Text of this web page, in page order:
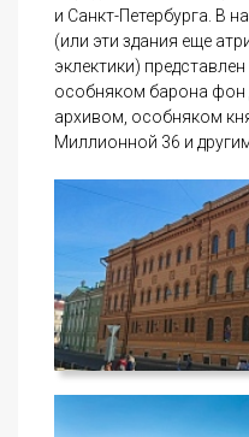
и Санкт-Петербурга. В
(или эти здания еще
эклектики)
особняком барона фон
архивом, особняком
Миллионной 36 и